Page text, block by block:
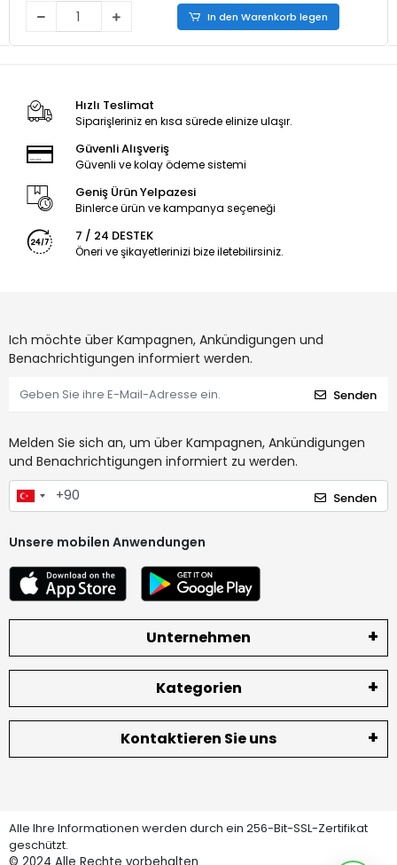
In den Warenkorb legen
Hızlı Teslimat
Siparişleriniz en kısa sürede elinize ulaşır.
Güvenli Alışveriş
Güvenli ve kolay ödeme sistemi
Geniş Ürün Yelpazesi
Binlerce ürün ve kampanya seçeneği
7 / 24 DESTEK
Öneri ve şikayetlerinizi bize iletebilirsiniz.
Ich möchte über Kampagnen, Ankündigungen und
Benachrichtigungen informiert werden.
Senden
Melden Sie sich an, um über Kampagnen, Ankündigungen
und Benachrichtigungen informiert zu werden.
Senden
Unsere mobilen Anwendungen
Unternehmen
Kategorien
Kontaktieren Sie uns
Alle Ihre Informationen werden durch ein 256-Bit-SSL-Zertifikat
geschützt.
© 2024 Alle Rechte vorbehalten